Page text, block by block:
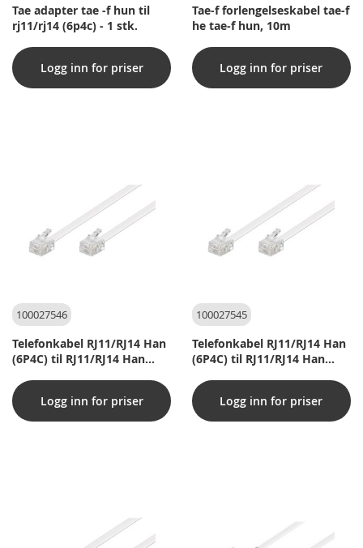
Tae adapter tae -f hun til
rj11/rj14 (6p4c) - 1 stk.
Logg inn for priser
Tae-f forlengelseskabel tae-f
he tae-f hun, 10m
Logg inn for priser
100027546
Telefonkabel RJ11/RJ14 Han
(6P4C) til RJ11/RJ14 Han
Logg inn for priser
100027545
Telefonkabel RJ11/RJ14 Han
(6P4C) til RJ11/RJ14 Han
Logg inn for priser